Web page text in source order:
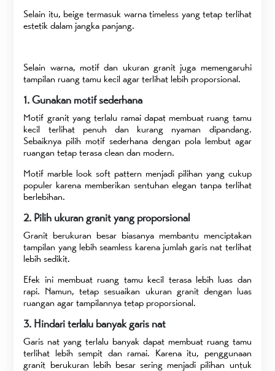
Selain itu, beige termasuk warna timeless yang tetap terlihat
estetik dalam jangka panjang.
Selain warna, motif dan ukuran granit juga memengaruhi
tampilan ruang tamu kecil agar terlihat lebih proporsional.
1. Gunakan motif sederhana
Motif granit yang terlalu ramai dapat membuat ruang tamu
kecil terlihat penuh dan kurang nyaman dipandang.
Sebaiknya pilih motif sederhana dengan pola lembut agar
ruangan tetap terasa clean dan modern.
Motif marble look soft pattern menjadi pilihan yang cukup
populer karena memberikan sentuhan elegan tanpa terlihat
berlebihan.
2. Pilih ukuran granit yang proporsional
Granit berukuran besar biasanya membantu menciptakan
tampilan yang lebih seamless karena jumlah garis nat terlihat
lebih sedikit.
Efek ini membuat ruang tamu kecil terasa lebih luas dan
rapi. Namun, tetap sesuaikan ukuran granit dengan luas
ruangan agar tampilannya tetap proporsional.
3. Hindari terlalu banyak garis nat
Garis nat yang terlalu banyak dapat membuat ruang tamu
terlihat lebih sempit dan ramai. Karena itu, penggunaan
granit berukuran lebih besar sering menjadi pilihan untuk